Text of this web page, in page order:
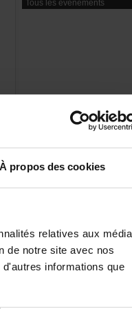
Àproposdescookies
Touslesévénements